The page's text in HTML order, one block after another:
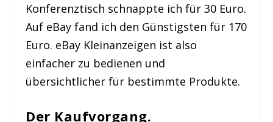
Konferenztisch schnappte ich für 30 Euro.
Auf eBay fand ich den Günstigsten für 170
Euro. eBay Kleinanzeigen ist also
einfacher zu bedienen und
übersichtlicher für bestimmte Produkte.
Der Kaufvorgang.